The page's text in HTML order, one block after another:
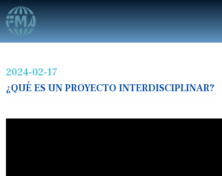
2024-02-17
¿QUÉ ES UN PROYECTO INTERDISCIPLINAR?